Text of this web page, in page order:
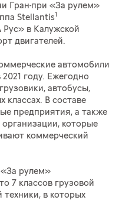
Гран-при «За рулем»
Stellantis1
в Калужской
двигателей.
автомобили
году. Ежегодно
автобусы,
классах. В составе
предприятия, а также
которые
коммерческий
рулем»
7 классов грузовой
в которых